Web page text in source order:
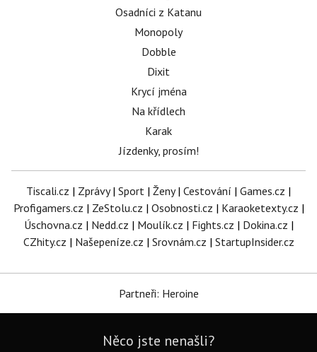
Osadníci z Katanu
Monopoly
Dobble
Dixit
Krycí jména
Na křídlech
Karak
Jízdenky, prosím!
Tiscali.cz | Zprávy| Sport | Ženy| Cestování | Games.cz |
Profigamers.cz | ZeStolu.cz | Osobnosti.cz | Karaoketexty.cz |
Úschovna.cz | Nedd.cz | Moulík.cz | Fights.cz | Dokina.cz |
CZhity.cz | Našepeníze.cz | Srovnám.cz | StartupInsider.cz
Partneři: Heroine
Něco jste nenašli?